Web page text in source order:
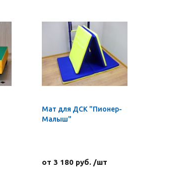
Мат для ДСК "Пионер-
Малыш"
от 3 180 руб. /шт